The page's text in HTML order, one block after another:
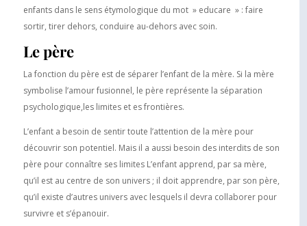
enfants dans le sens étymologique du mot » educare » : faire
sortir, tirer dehors, conduire au-dehors avec soin.
Le père
La fonction du père est de séparer l’enfant de la mère. Si la mère
symbolise l’amour fusionnel, le père représente la séparation
psychologique,les limites et es frontières.
L’enfant a besoin de sentir toute l’attention de la mère pour
découvrir son potentiel. Mais il a aussi besoin des interdits de son
père pour connaître ses limites L’enfant apprend, par sa mère,
qu’il est au centre de son univers ; il doit apprendre, par son père,
qu’il existe d’autres univers avec lesquels il devra collaborer pour
survivre et s’épanouir.